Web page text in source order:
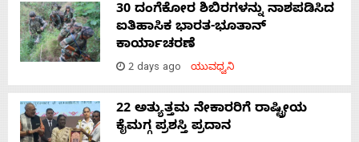
30 ದಂಗೆಕೋರ ಶಿಬಿರಗಳನ್ನು ನಾಶಪಡಿಸಿದ
ಐತಿಹಾಸಿಕ ಭಾರತ-ಭೂತಾನ್
ಕಾರ್ಯಾಚರಣೆ
2 days ago ಯುವಧ್ವನಿ
22 ಅತ್ಯುತ್ತಮ ನೇಕಾರರಿಗೆ ರಾಷ್ಟ್ರೀಯ
ಕೈಮಗ್ಗ ಪ್ರಶಸ್ತಿ ಪ್ರದಾನ